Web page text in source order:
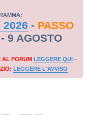
2026 - PASSO
- 9 AGOSTO
AL FORUM LEGGERE QUI -
LEGGERE L'AVVISO